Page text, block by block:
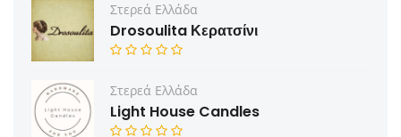
Στερεά Ελλάδα
Drosoulita Κερατσίνι
Στερεά Ελλάδα
Light House Candles